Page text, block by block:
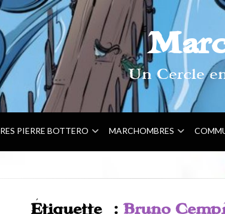
Un Cercle
PIERRE BOTTERO MARCHOMBRES
Étiquette : Bruno